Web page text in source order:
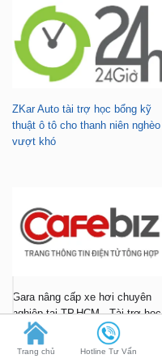
ZKar Auto tài trợ học bổng kỹ
thuật ô tô cho thanh niên nghèo
vượt khó
Gara nâng cấp xe hơi chuyên
nghiệp tại TP.HCM - Tài trợ học
bổng cho thanh niên khó khăn
Trang chủ Hotline Tư Vấn